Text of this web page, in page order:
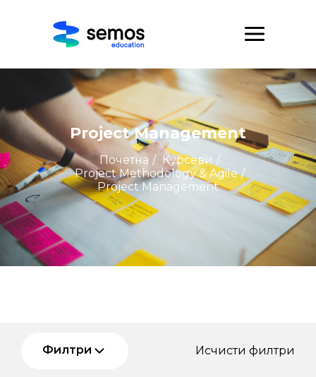
Project Management
Почетна / Курсеви /
Project Methodology & Agile /
Project Management
Филтри Исчисти филтри